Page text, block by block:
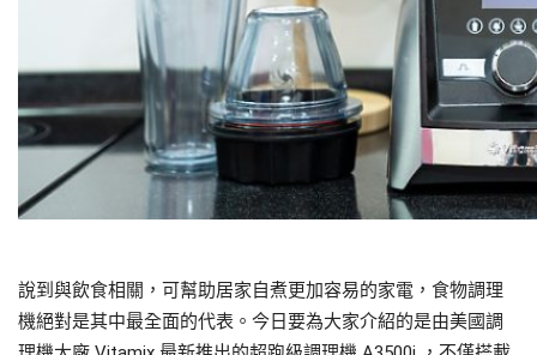
說到與飲食相關，可幫助居家自煮更加容易的家電，食物調理
機絕對是其中最全面的代表。今日要為大家介紹的是由美國調